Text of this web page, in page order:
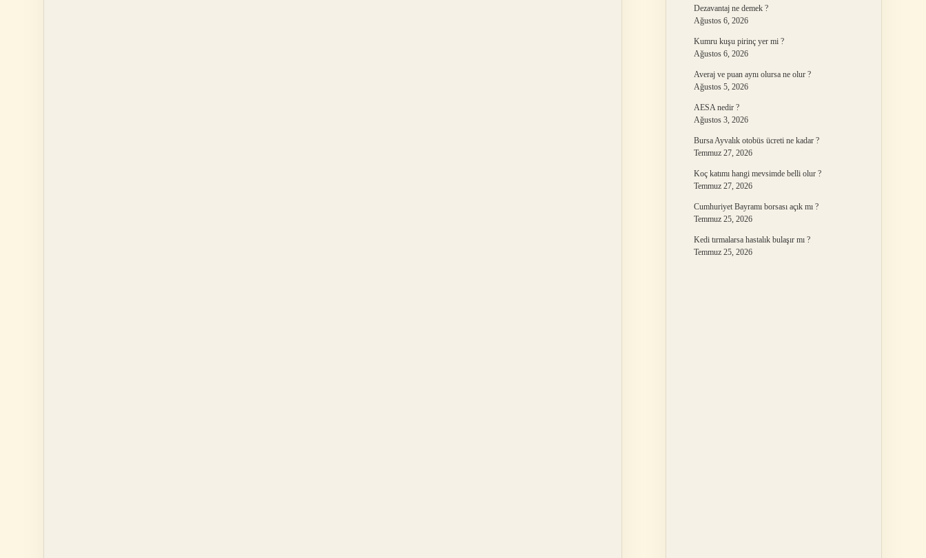
Dezavantaj ne demek ?
Ağustos 6, 2026
Kumru kuşu pirinç yer mi ?
Ağustos 6, 2026
Averaj ve puan aynı olursa ne olur ?
Ağustos 5, 2026
AESA nedir ?
Ağustos 3, 2026
Bursa Ayvalık otobüs ücreti ne kadar ?
Temmuz 27, 2026
Koç katımı hangi mevsimde belli olur ?
Temmuz 27, 2026
Cumhuriyet Bayramı borsası açık mı ?
Temmuz 25, 2026
Kedi tırmalarsa hastalık bulaşır mı ?
Temmuz 25, 2026